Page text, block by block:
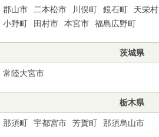
郡山市 二本松市 川俣町 鏡石町 天栄村
小野町
田村市 本宮市 福島広野町
茨城県
常陸大宮市
栃木県
那須町 宇都宮市 芳賀町 那須烏山市